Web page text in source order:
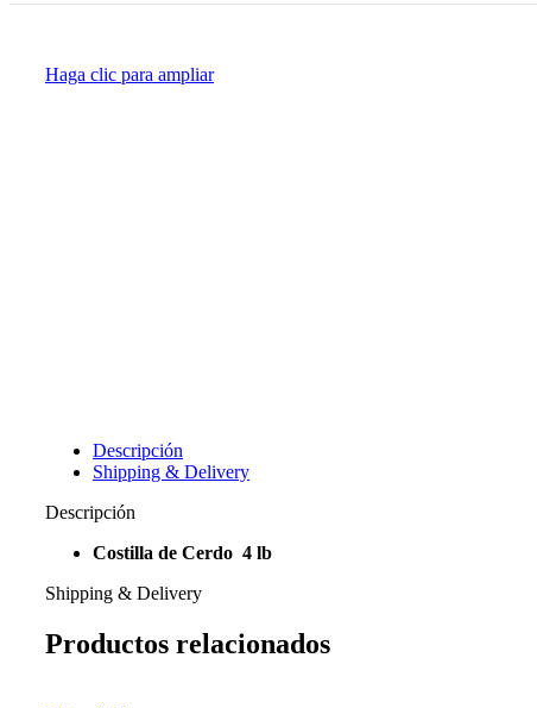
Haga clic para ampliar
Descripción
Shipping & Delivery
Descripción
Costilla de Cerdo 4 lb
Shipping & Delivery
Productos relacionados